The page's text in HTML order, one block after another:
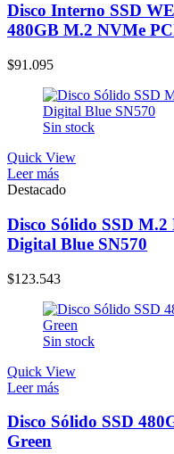
Disco Interno SSD
480GB M.2 NVMe
$91.095
Sin stock
Quick View
Leer más
Destacado
Disco Sólido SSD
Digital Blue SN570
$123.543
Sin stock
Quick View
Leer más
Disco Sólido SSD
Green